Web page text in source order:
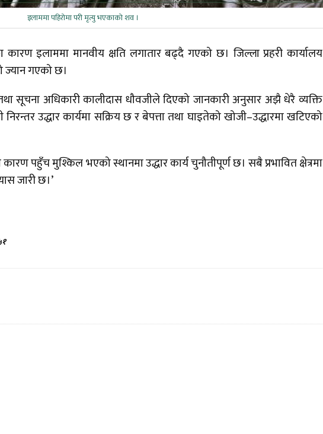
इलाममा पहिरोमा परी मृत्यु भएकाको शव ।
कारण इलाममा मानवीय क्षति लगातार बढ्दै गएको छ। जिल्ला प्रहरी कार्यालय
गएको छ।
तथा सूचना अधिकारी कालीदास धौवजीले दिएको जानकारी अनुसार अझै धेरै व्यक्ति
निरन्तर उद्धार कार्यमा सक्रिय छ र बेपत्ता तथा घाइतेको खोजी–उद्धारमा खटिएको
पहुँच मुश्किल भएको स्थानमा उद्धार कार्य चुनौतीपूर्ण छ। सबै प्रभावित क्षेत्रमा
जारी छ।’